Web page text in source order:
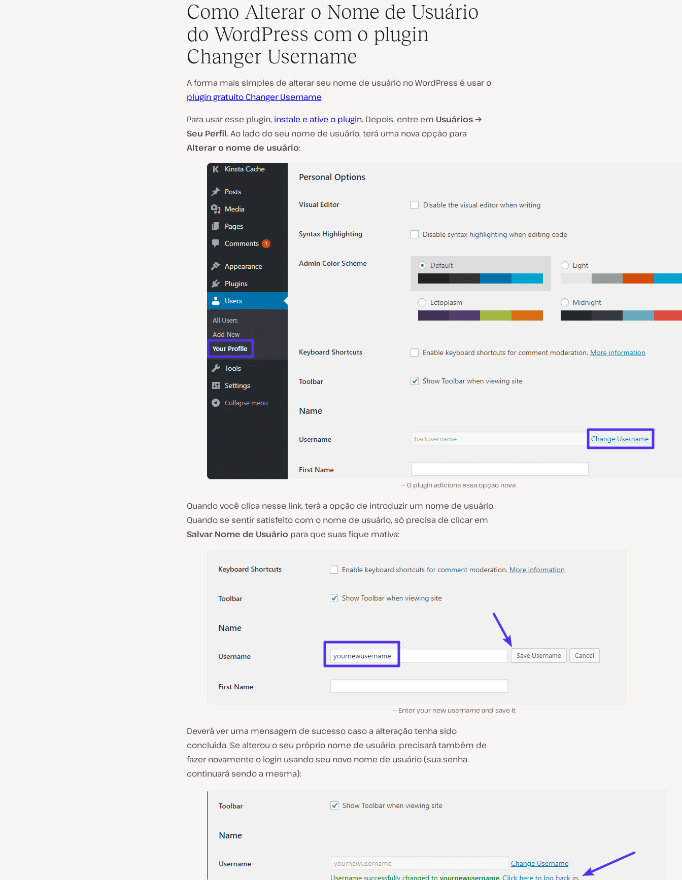
Como Alterar o Nome de Usuário
do WordPress com o plugin
Changer Username
A forma mais simples de alterar seu nome de usuário no WordPress é usar o
plugin gratuito Changer Username.
Para usar esse plugin, instale e ative o plugin. Depois, entre em Usuários →
Seu Perfil. Ao lado do seu nome de usuário, terá uma nova opção para
Alterar o nome de usuário:
O plugin adiciona essa opção nova
Quando você clica nesse link, terá a opção de introduzir um nome de usuário.
Quando se sentir satisfeito com o nome de usuário, só precisa de clicar em
Salvar Nome de Usuário para que suas fique mativa:
Enter your new username and save it
Deverá ver uma mensagem de sucesso caso a alteração tenha sido
concluída. Se alterou o seu próprio nome de usuário, precisará também de
fazer novamente o login usando seu novo nome de usuário (sua senha
continuará sendo a mesma):